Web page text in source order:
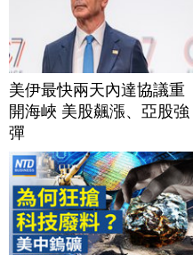
美伊最快兩天內達協議重
開海峽 美股飆漲、亞股強
彈